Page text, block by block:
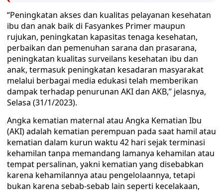
“Peningkatan akses dan kualitas pelayanan kesehatan
ibu dan anak baik di Fasyankes Primer maupun
rujukan, peningkatan kapasitas tenaga kesehatan,
perbaikan dan pemenuhan sarana dan prasarana,
peningkatan kualitas surveilans kesehatan ibu dan
anak, termasuk peningkatan kesadaran masyarakat
melalui berbagai media edukasi telah memberikan
dampak terhadap penurunan AKI dan AKB,” jelasnya,
Selasa (31/1/2023).
Angka kematian maternal atau Angka Kematian Ibu
(AKI) adalah kematian perempuan pada saat hamil atau
kematian dalam kurun waktu 42 hari sejak terminasi
kehamilan tanpa memandang lamanya kehamilan atau
tempat persalinan, yakni kematian yang disebabkan
karena kehamilannya atau pengelolaannya, tetapi
bukan karena sebab-sebab lain seperti kecelakaan,